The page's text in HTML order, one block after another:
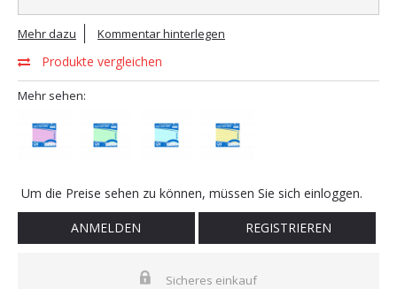
Mehr dazu Kommentar hinterlegen
Produkte vergleichen
Mehr sehen:
Um die Preise sehen zu können, müssen Sie sich einloggen.
ANMELDEN REGISTRIEREN
Sicheres einkauf